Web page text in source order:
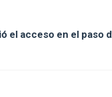
el acceso en el paso